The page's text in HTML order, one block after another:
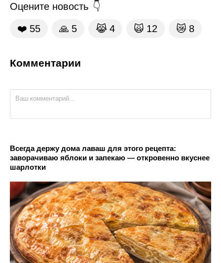
Оцените новость
❤️ 55 🙏 5 😹 4 🙀 12 😿 8
Комментарии
Всегда держу дома лаваш для этого рецепта:
заворачиваю яблоки и запекаю — откровенно вкуснее
шарлотки